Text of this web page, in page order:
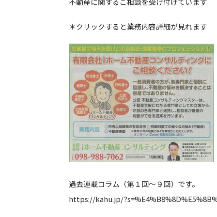
＊クリックすると業務内容詳細が見れます
過去連載コラム（第１回～９回）です。
https://kahu.jp/